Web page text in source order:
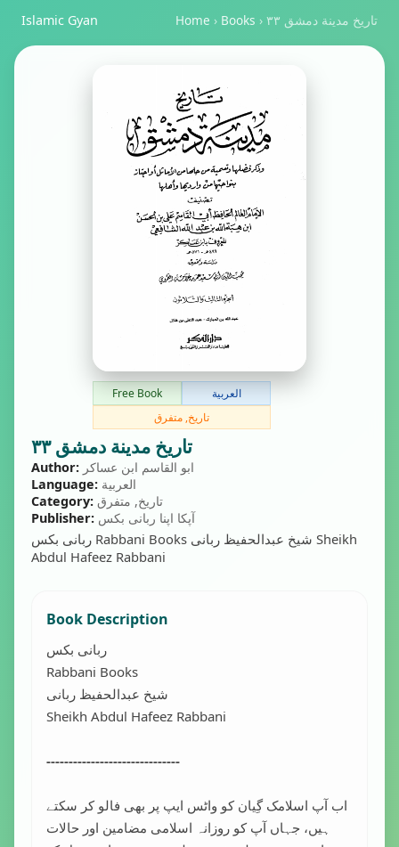
Islamic Gyan Home › Books › تاريخ مدينة دمشق ٣٣
Free Book
العربية
تاریخ, متفرق
تاريخ مدينة دمشق ٣٣
Author: ابو القاسم ابن عساکر
Language: العربية
Category: تاریخ, متفرق
Publisher: آپکا اپنا ربانی بکس
ربانی بکس Rabbani Books شیخ عبدالحفیظ ربانی Sheikh
Abdul Hafeez Rabbani
Book Description
ربانی بکس
Rabbani Books
شیخ عبدالحفیظ ربانی
Sheikh Abdul Hafeez Rabbani
------------------------------
اب آپ اسلامک گِیان کو واٹس ایپ پر بھی فالو کر سکتے
ہیں، جہاں آپ کو روزانہ اسلامی مضامین اور حالات